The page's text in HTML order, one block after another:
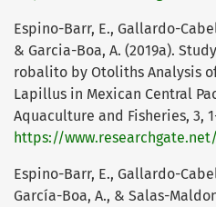
Espino-Barr, E., Gallardo-
& Garcia-Boa, A. (2019a).
robalito by Otoliths Analysis
Lapillus in Mexican Central
Aquaculture and Fisheries, 3,
https://
Espino-Barr, E., Gallardo-
García-Boa, A., & Salas-